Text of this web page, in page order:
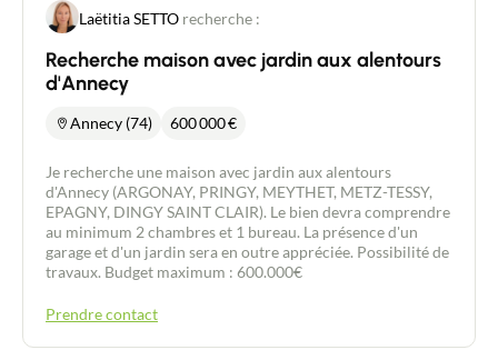
Laëtitia SETTO recherche :
Recherche maison avec jardin aux alentours
d'Annecy
Annecy (74) 600 000€
Je recherche une maison avec jardin aux alentours
d'Annecy (ARGONAY, PRINGY, MEYTHET, METZ-TESSY,
EPAGNY, DINGY SAINT CLAIR). Le bien devra comprendre
au minimum 2 chambres et 1 bureau. La présence d'un
garage et d'un jardin sera en outre appréciée. Possibilité de
travaux. Budget maximum : 600.000€
Prendre contact